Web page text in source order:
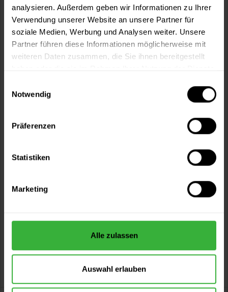
analysieren. Außerdem geben wir Informationen zu Ihrer
Verwendung unserer Website an unsere Partner für
soziale Medien, Werbung und Analysen weiter. Unsere
Partner führen diese Informationen möglicherweise mit
weiteren Daten zusammen, die Sie ihnen bereitgestellt
Notwendig
Präferenzen
Statistiken
Marketing
Alle zulassen
Auswahl erlauben
In denWarenkorb
Persönliche Beratung unter040 60 77 65 23